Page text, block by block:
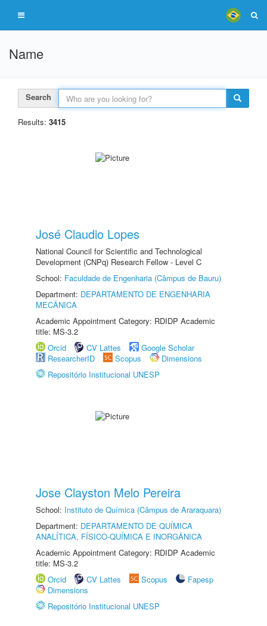
Name
Search
Results: 3415
José Claudio Lopes
National Council for Scientific and Technological
Development (CNPq) Research Fellow - Level C
School: Faculdade de Engenharia (Câmpus de Bauru)
Department: DEPARTAMENTO DE ENGENHARIA
MECÂNICA
Academic Appointment Category: RDIDP Academic
title: MS-3.2
Orcid
CV Lattes
Google Scholar
ResearcherID
Scopus
Dimensions
Repositório Institucional UNESP
Jose Clayston Melo Pereira
School: Instituto de Química (Câmpus de Araraquara)
Department: DEPARTAMENTO DE QUÍMICA
ANALÍTICA, FÍSICO-QUÍMICA E INORGÂNICA
Academic Appointment Category: RDIDP Academic
title: MS-3.2
Orcid
CV Lattes Scopus
Fapesp
Dimensions
Repositório Institucional UNESP